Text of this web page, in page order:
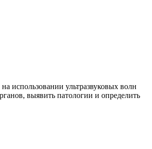
использовании ультразвуковых волн
выявить патологии и определить